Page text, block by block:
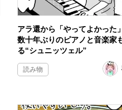
アラ還から「やってよかった
数十年ぶりのピアノと音楽家
る“シュニッツェル”
読み物